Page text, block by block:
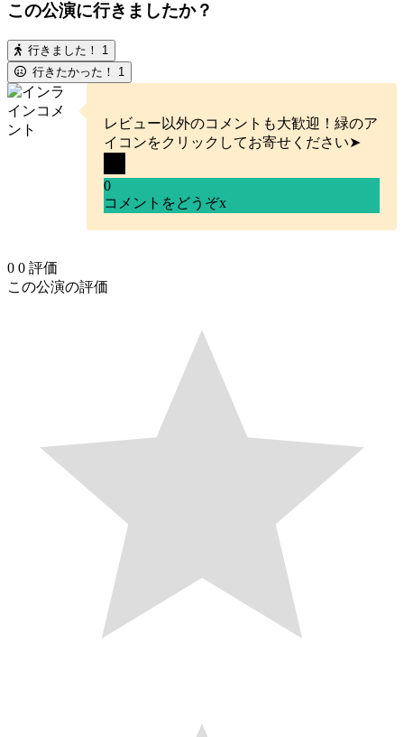
この公演に行きましたか？
行きました！ 1
行きたかった！ 1
レビュー以外のコメントも大歓迎！緑のア
イコンをクリックしてお寄せください➤
0
コメントをどうぞx
0 0 評価
この公演の評価